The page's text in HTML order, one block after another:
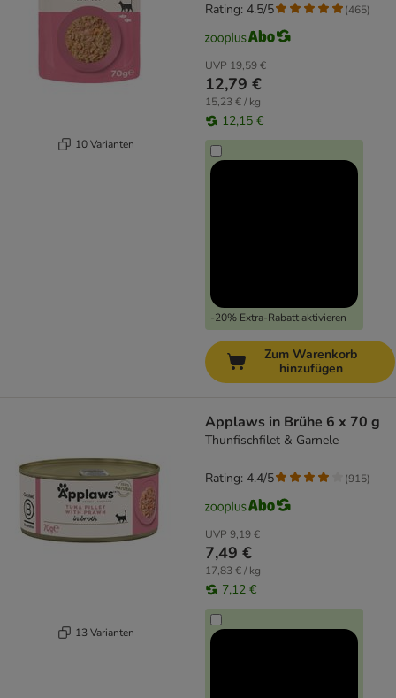
10 Varianten
UVP 19,59 €
12,79 €
15,23 € / kg
12,15 €
-20% Extra-Rabatt aktivieren
Rating: 4.5/5 (465)
Zum Warenkorb
hinzufügen
13 Varianten
Applaws in Brühe 6 x 70 g
Thunfischfilet & Garnele
UVP 9,19 €
7,49 €
17,83 € / kg
7,12 €
Rating: 4.4/5 (915)